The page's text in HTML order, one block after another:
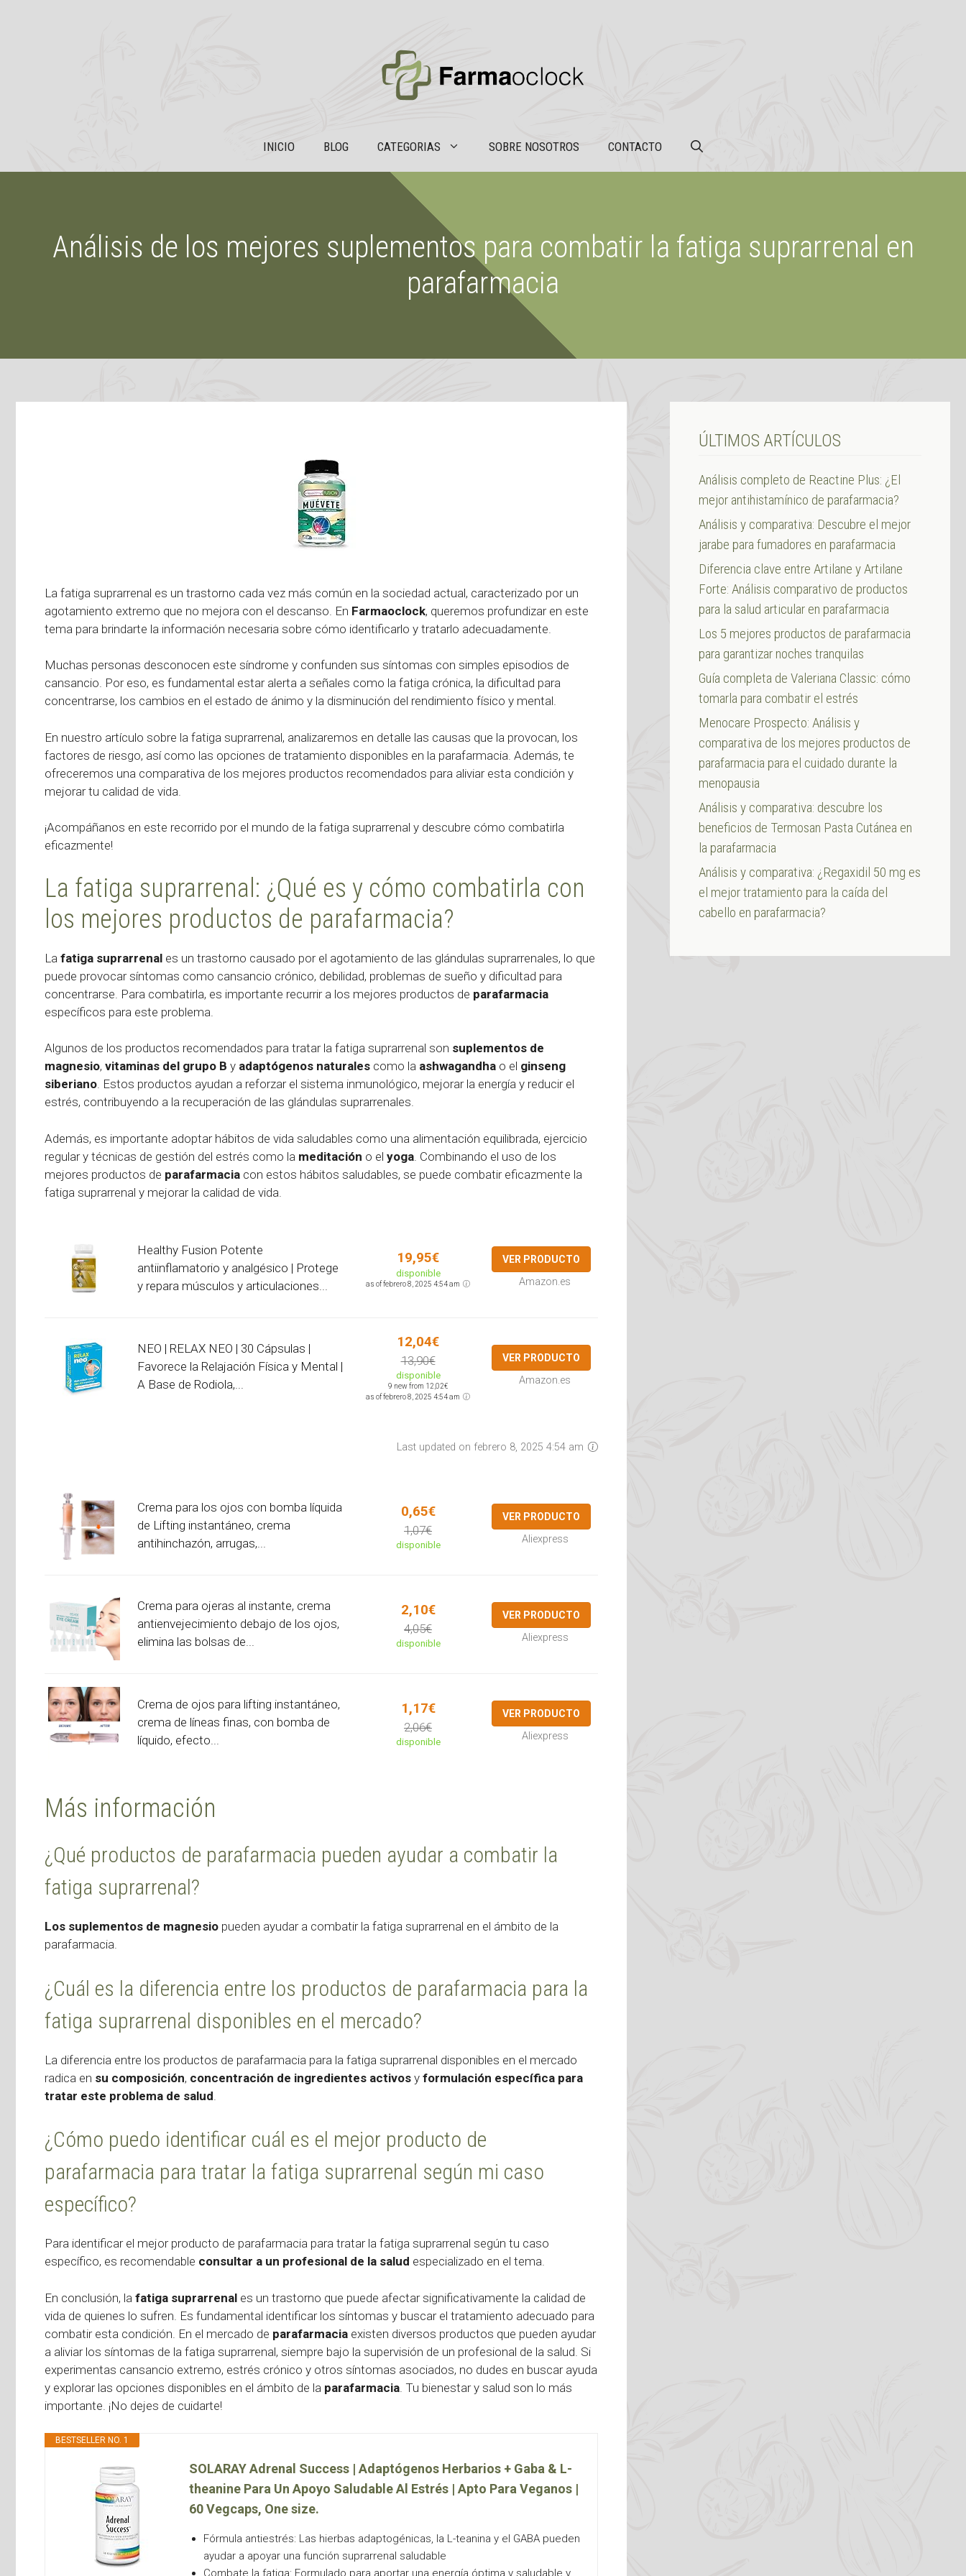
INICIO BLOG CATEGORIAS SOBRE NOSOTROS CONTACTO
Análisis de los mejores suplementos para combatir la fatiga suprarrenal en
parafarmacia
La fatiga suprarrenal es un trastorno cada vez más común en la sociedad actual, caracterizado por un
agotamiento extremo que no mejora con el descanso. En Farmaoclock, queremos profundizar en este
tema para brindarte la información necesaria sobre cómo identificarlo y tratarlo adecuadamente.
Muchas personas desconocen este síndrome y confunden sus síntomas con simples episodios de
cansancio. Por eso, es fundamental estar alerta a señales como la fatiga crónica, la dificultad para
concentrarse, los cambios en el estado de ánimo y la disminución del rendimiento físico y mental.
En nuestro artículo sobre la fatiga suprarrenal, analizaremos en detalle las causas que la provocan, los
factores de riesgo, así como las opciones de tratamiento disponibles en la parafarmacia. Además, te
ofreceremos una comparativa de los mejores productos recomendados para aliviar esta condición y
mejorar tu calidad de vida.
¡Acompáñanos en este recorrido por el mundo de la fatiga suprarrenal y descubre cómo combatirla
eficazmente!
La fatiga suprarrenal: ¿Qué es y cómo combatirla con
los mejores productos de parafarmacia?
La fatiga suprarrenal es un trastorno causado por el agotamiento de las glándulas suprarrenales, lo que
puede provocar síntomas como cansancio crónico, debilidad, problemas de sueño y dificultad para
concentrarse. Para combatirla, es importante recurrir a los mejores productos de parafarmacia
específicos para este problema.
Algunos de los productos recomendados para tratar la fatiga suprarrenal son suplementos de
magnesio, vitaminas del grupo B y adaptógenos naturales como la ashwagandha o el ginseng
siberiano. Estos productos ayudan a reforzar el sistema inmunológico, mejorar la energía y reducir el
estrés, contribuyendo a la recuperación de las glándulas suprarrenales.
Además, es importante adoptar hábitos de vida saludables como una alimentación equilibrada, ejercicio
regular y técnicas de gestión del estrés como la meditación o el yoga . Combinando el uso de los
mejores productos de parafarmacia con estos hábitos saludables, se puede combatir eficazmente la
fatiga suprarrenal y mejorar la calidad de vida.
Healthy Fusion Potente
antiinflamatorio y analgésico | Protege
y repara músculos y articulaciones...
19,95€
disponible
as of febrero 8, 2025 4:54 am
VER PRODUCTO
Amazon.es
NEO | RELAX NEO | 30 Cápsulas |
Favorece la Relajación Física y Mental |
A Base de Rodiola,...
12,04€
13,90€
disponible
9 new from 12,02€
as of febrero 8, 2025 4:54 am
VER PRODUCTO
Amazon.es
Last updated on febrero 8, 2025 4:54 am
Crema para los ojos con bomba líquida
de Lifting instantáneo, crema
antihinchazón, arrugas,...
0,65€
1,07€
disponible
VER PRODUCTO
Aliexpress
Crema para ojeras al instante, crema
antienvejecimiento debajo de los ojos,
elimina las bolsas de...
2,10€
4,05€
disponible
VER PRODUCTO
Aliexpress
Crema de ojos para lifting instantáneo,
crema de líneas finas, con bomba de
líquido, efecto...
1,17€
2,06€
disponible
VER PRODUCTO
Aliexpress
Más información
¿Qué productos de parafarmacia pueden ayudar a combatir la
fatiga suprarrenal?
Los suplementos de magnesio pueden ayudar a combatir la fatiga suprarrenal en el ámbito de la
parafarmacia.
¿Cuál es la diferencia entre los productos de parafarmacia para la
fatiga suprarrenal disponibles en el mercado?
La diferencia entre los productos de parafarmacia para la fatiga suprarrenal disponibles en el mercado
radica en su composición, concentración de ingredientes activos y formulación específica para
tratar este problema de salud
¿Cómo puedo identificar cuál es el mejor producto de
parafarmacia para tratar la fatiga suprarrenal según mi caso
específico?
Para identificar el mejor producto de parafarmacia para tratar la fatiga suprarrenal según tu caso
específico, es recomendable consultar a un profesional de la salud especializado en el tema.
En conclusión, la fatiga suprarrenal es un trastorno que puede afectar significativamente la calidad de
vida de quienes lo sufren. Es fundamental identificar los síntomas y buscar el tratamiento adecuado para
combatir esta condición. En el mercado de parafarmacia existen diversos productos que pueden ayudar
a aliviar los síntomas de la fatiga suprarrenal, siempre bajo la supervisión de un profesional de la salud. Si
experimentas cansancio extremo, estrés crónico y otros síntomas asociados, no dudes en buscar ayuda
y explorar las opciones disponibles en el ámbito de la parafarmacia . Tu bienestar y salud son lo más
importante. ¡No dejes de cuidarte!
BESTSELLER NO. 1
SOLARAY Adrenal Success | Adaptógenos Herbarios + Gaba & L-
theanine Para Un Apoyo Saludable Al Estrés | Apto Para Veganos |
60 Vegcaps, One size.
Fórmula antiestrés: Las hierbas adaptogénicas, la L-teanina y el GABA pueden
ayudar a apoyar una función suprarrenal saludable
Combate la fatiga: Formulado para aportar una energía óptima y saludable y
ÚLTIMOS ARTÍCULOS
Análisis completo de Reactine Plus: ¿El
mejor antihistamínico de parafarmacia?
Análisis y comparativa: Descubre el mejor
jarabe para fumadores en parafarmacia
Diferencia clave entre Artilane y Artilane
Forte: Análisis comparativo de productos
para la salud articular en parafarmacia
Los 5 mejores productos de parafarmacia
para garantizar noches tranquilas
Guía completa de Valeriana Classic: cómo
tomarla para combatir el estrés
Menocare Prospecto: Análisis y
comparativa de los mejores productos de
parafarmacia para el cuidado durante la
menopausia
Análisis y comparativa: descubre los
beneficios de Termosan Pasta Cutánea en
la parafarmacia
Análisis y comparativa: ¿Regaxidil 50 mg es
el mejor tratamiento para la caída del
cabello en parafarmacia?